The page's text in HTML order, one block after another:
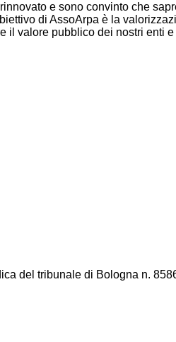
e sono convinto che
di AssoArpa è la
valore pubblico dei nostri enti e
del tribunale di Bologna n.